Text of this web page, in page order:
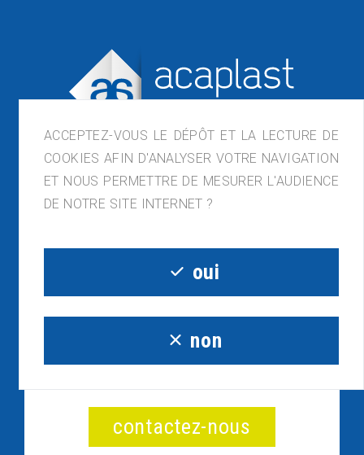
05.55.81.54.32 - contact@acaplast.com
un projet ou une question ?
contactez-nous
ACCEPTEZ-VOUS LE DÉPÔT ET LA LECTURE DE
COOKIES AFIN D'ANALYSER VOTRE NAVIGATION
ET NOUS PERMETTRE DE MESURER L'AUDIENCE
DE NOTRE SITE INTERNET ?
oui
non